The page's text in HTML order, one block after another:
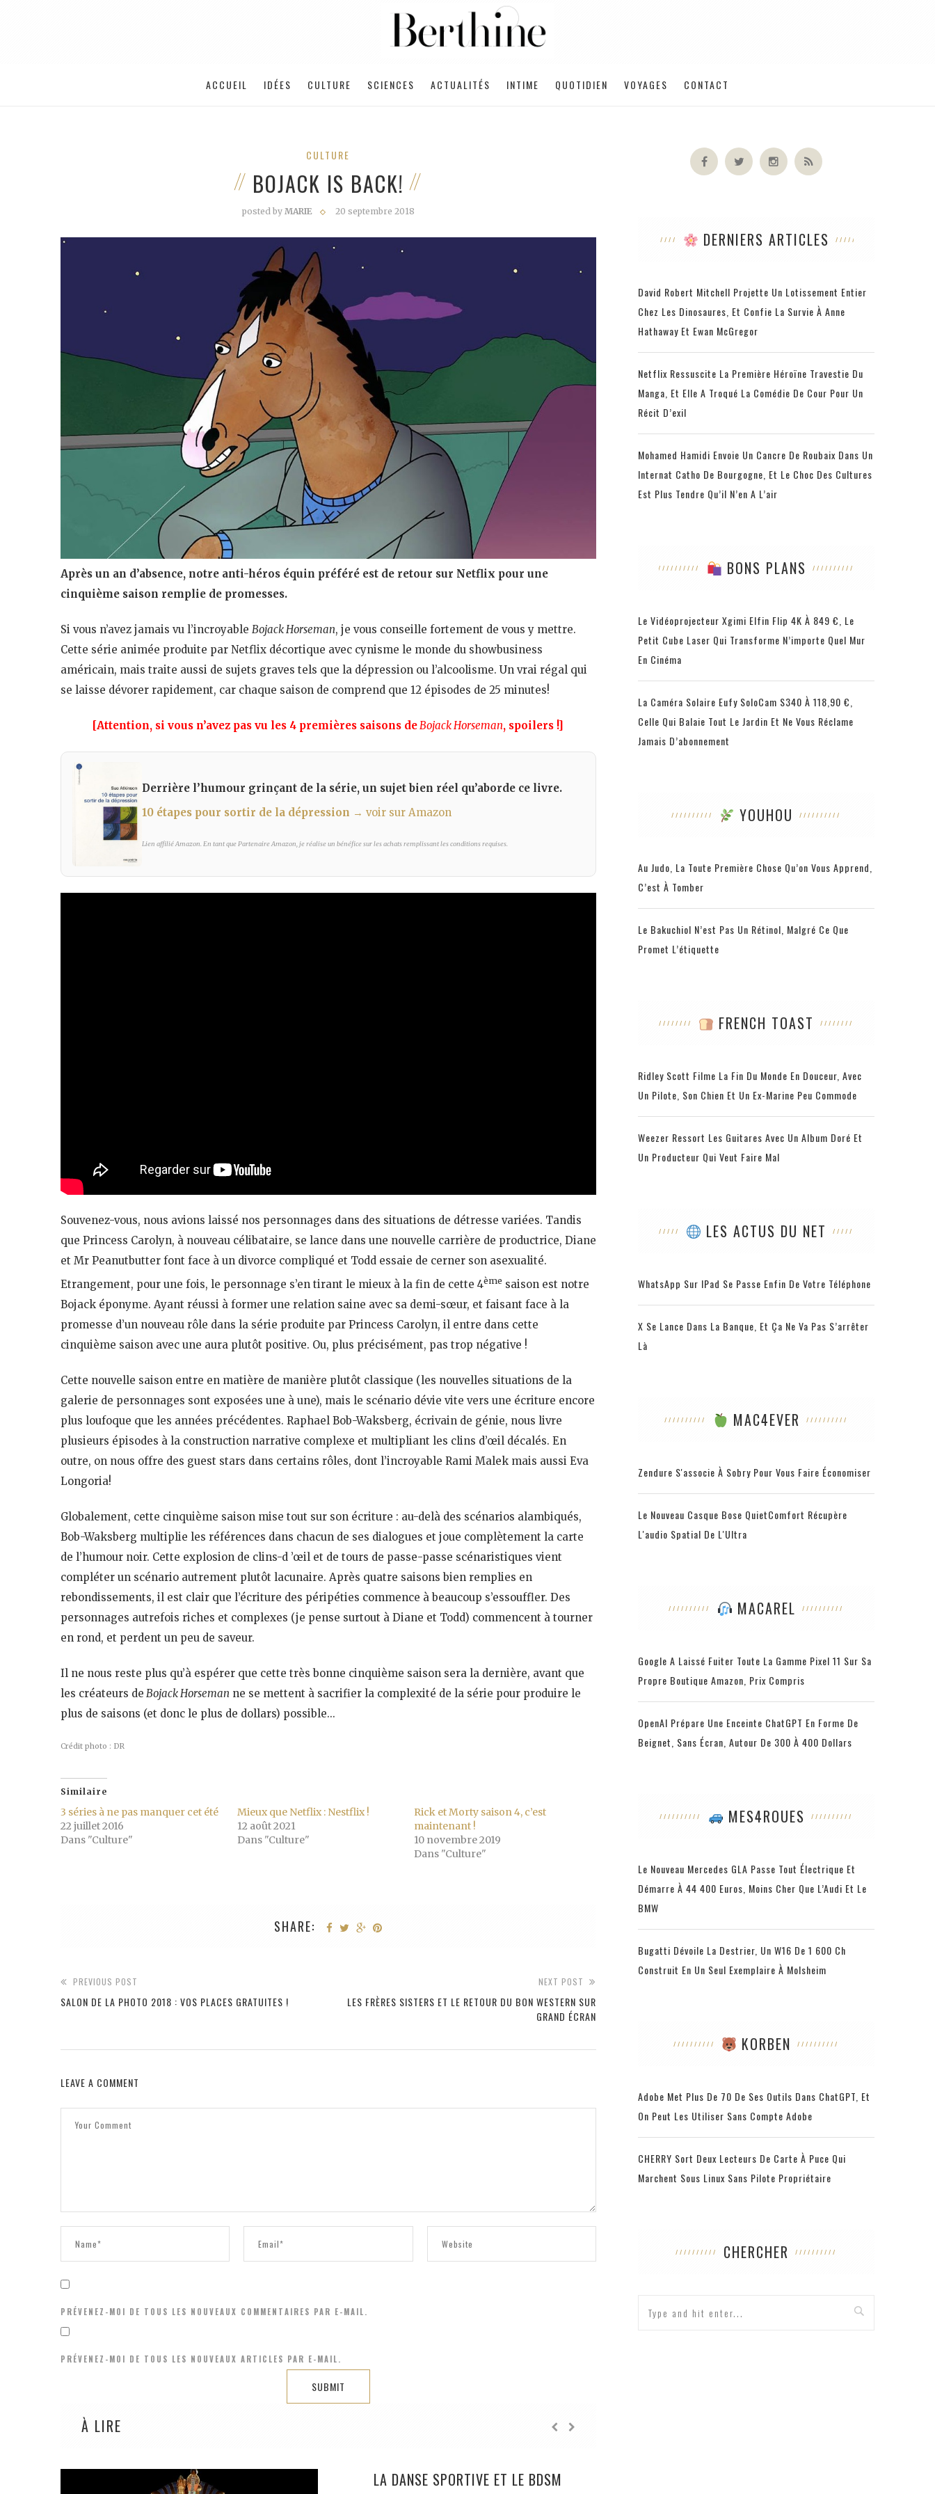
ACCUEIL IDÉES CULTURE SCIENCES ACTUALITÉS INTIME QUOTIDIEN VOYAGES CONTACT
CULTURE
BOJACK IS BACK!
posted by MARIE 20 septembre 2018
Après un an d’absence, notre anti-héros équin préféré est de retour sur Netflix pour une
cinquième saison remplie de promesses.
Si vous n’avez jamais vu l’incroyable Bojack Horseman, je vous conseille fortement de vous y mettre.
Cette série animée produite par Netflix décortique avec cynisme le monde du showbusiness
américain, mais traite aussi de sujets graves tels que la dépression ou l’alcoolisme. Un vrai régal qui
se laisse dévorer rapidement, car chaque saison de comprend que 12 épisodes de 25 minutes!
[Attention, si vous n’avez pas vu les 4 premières saisons de Bojack Horseman, spoilers !]
Derrière l’humour grinçant de la série, un sujet bien réel qu’aborde ce livre.
10 étapes pour sortir de la dépression → voir sur Amazon
Lien affilié Amazon. En tant que Partenaire Amazon, je réalise un bénéfice sur les achats remplissant les conditions requises.
Souvenez-vous, nous avions laissé nos personnages dans des situations de détresse variées. Tandis
que Princess Carolyn, à nouveau célibataire, se lance dans une nouvelle carrière de productrice, Diane
et Mr Peanutbutter font face à un divorce compliqué et Todd essaie de cerner son asexualité.
Etrangement, pour une fois, le personnage s’en tirant le mieux à la fin de cette 4ème saison est notre
Bojack éponyme. Ayant réussi à former une relation saine avec sa demi-sœur, et faisant face à la
promesse d’un nouveau rôle dans la série produite par Princess Carolyn, il entre dans cette
cinquième saison avec une aura plutôt positive. Ou, plus précisément, pas trop négative !
Cette nouvelle saison entre en matière de manière plutôt classique (les nouvelles situations de la
galerie de personnages sont exposées une à une), mais le scénario dévie vite vers une écriture encore
plus loufoque que les années précédentes. Raphael Bob-Waksberg, écrivain de génie, nous livre
plusieurs épisodes à la construction narrative complexe et multipliant les clins d’œil décalés. En
outre, on nous offre des guest stars dans certains rôles, dont l’incroyable Rami Malek mais aussi Eva
Longoria!
Globalement, cette cinquième saison mise tout sur son écriture : au-delà des scénarios alambiqués,
Bob-Waksberg multiplie les références dans chacun de ses dialogues et joue complètement la carte
de l’humour noir. Cette explosion de clins-d ’œil et de tours de passe-passe scénaristiques vient
compléter un scénario autrement plutôt lacunaire. Après quatre saisons bien remplies en
rebondissements, il est clair que l’écriture des péripéties commence à beaucoup s’essouffler. Des
personnages autrefois riches et complexes (je pense surtout à Diane et Todd) commencent à tourner
en rond, et perdent un peu de saveur.
Il ne nous reste plus qu’à espérer que cette très bonne cinquième saison sera la dernière, avant que
les créateurs de Bojack Horseman ne se mettent à sacrifier la complexité de la série pour produire le
plus de saisons (et donc le plus de dollars) possible…
Crédit photo : DR
Similaire
3 séries à ne pas manquer cet été
22 juillet 2016
Dans "Culture"
Mieux que Netflix : Nestflix !
12 août 2021
Dans "Culture"
Rick et Morty saison 4, c’est
maintenant !
10 novembre 2019
Dans "Culture"
SHARE:
PREVIOUS POST
SALON DE LA PHOTO 2018 : VOS PLACES GRATUITES !
NEXT POST
LES FRÈRES SISTERS ET LE RETOUR DU BON WESTERN SUR
GRAND ÉCRAN
LEAVE A COMMENT
PRÉVENEZ-MOI DE TOUS LES NOUVEAUX COMMENTAIRES PAR E-MAIL.
PRÉVENEZ-MOI DE TOUS LES NOUVEAUX ARTICLES PAR E-MAIL.
À LIRE
LA DANSE SPORTIVE ET LE BDSM
DERNIERS ARTICLES
David Robert Mitchell Projette Un Lotissement Entier
Chez Les Dinosaures, Et Confie La Survie À Anne
Hathaway Et Ewan McGregor
Netflix Ressuscite La Première Héroïne Travestie Du
Manga, Et Elle A Troqué La Comédie De Cour Pour Un
Récit D’exil
Mohamed Hamidi Envoie Un Cancre De Roubaix Dans Un
Internat Catho De Bourgogne, Et Le Choc Des Cultures
Est Plus Tendre Qu’il N’en A L’air
BONS PLANS
Le Vidéoprojecteur Xgimi Elfin Flip 4K À 849 €, Le
Petit Cube Laser Qui Transforme N’importe Quel Mur
En Cinéma
La Caméra Solaire Eufy SoloCam S340 À 118,90 €,
Celle Qui Balaie Tout Le Jardin Et Ne Vous Réclame
Jamais D’abonnement
YOUHOU
Au Judo, La Toute Première Chose Qu’on Vous Apprend,
C’est À Tomber
Le Bakuchiol N’est Pas Un Rétinol, Malgré Ce Que
Promet L’étiquette
FRENCH TOAST
Ridley Scott Filme La Fin Du Monde En Douceur, Avec
Un Pilote, Son Chien Et Un Ex-Marine Peu Commode
Weezer Ressort Les Guitares Avec Un Album Doré Et
Un Producteur Qui Veut Faire Mal
LES ACTUS DU NET
WhatsApp Sur IPad Se Passe Enfin De Votre Téléphone
X Se Lance Dans La Banque, Et Ça Ne Va Pas S’arrêter
Là
MAC4EVER
Zendure S'associe À Sobry Pour Vous Faire Économiser
Le Nouveau Casque Bose QuietComfort Récupère
L'audio Spatial De L'Ultra
MACAREL
Google A Laissé Fuiter Toute La Gamme Pixel 11 Sur Sa
Propre Boutique Amazon, Prix Compris
OpenAI Prépare Une Enceinte ChatGPT En Forme De
Beignet, Sans Écran, Autour De 300 À 400 Dollars
MES4ROUES
Le Nouveau Mercedes GLA Passe Tout Électrique Et
Démarre À 44 400 Euros, Moins Cher Que L’Audi Et Le
BMW
Bugatti Dévoile La Destrier, Un W16 De 1 600 Ch
Construit En Un Seul Exemplaire À Molsheim
KORBEN
Adobe Met Plus De 70 De Ses Outils Dans ChatGPT, Et
On Peut Les Utiliser Sans Compte Adobe
CHERRY Sort Deux Lecteurs De Carte À Puce Qui
Marchent Sous Linux Sans Pilote Propriétaire
CHERCHER